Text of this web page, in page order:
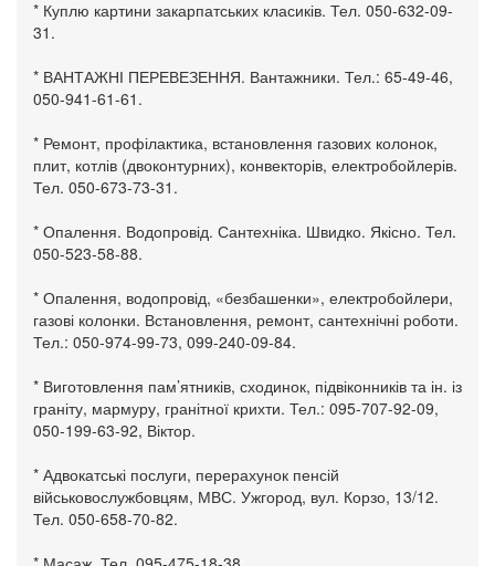
* Куплю картини закарпатських класиків. Тел. 050-632-09-
31.
* ВАНТАЖНІ ПЕРЕВЕЗЕННЯ. Вантажники. Тел.: 65-49-46,
050-941-61-61.
* Ремонт, профілактика, встановлення газових колонок,
плит, котлів (двоконтурних), конвекторів, електробойлерів.
Тел. 050-673-73-31.
* Опалення. Водопровід. Сантехніка. Швидко. Якісно. Тел.
050-523-58-88.
* Опалення, водопровід, «безбашенки», електробойлери,
газові колонки. Встановлення, ремонт, сантехнічні роботи.
Тел.: 050-974-99-73, 099-240-09-84.
* Виготовлення пам’ятників, сходинок, підвіконників та ін. із
граніту, мармуру, гранітної крихти. Тел.: 095-707-92-09,
050-199-63-92, Віктор.
* Адвокатські послуги, перерахунок пенсій
військовослужбовцям, МВС. Ужгород, вул. Корзо, 13/12.
Тел. 050-658-70-82.